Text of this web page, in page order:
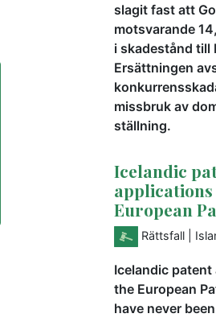
slagit fast att
motsvarande
i skadestånd till
Ersättningen
missbruk av
ställning.
Icelandic
European
Rättsfall |
Icelandic
the European
have never